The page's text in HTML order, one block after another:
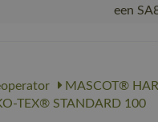
een
MASCOT®
TEX® STANDARD 100